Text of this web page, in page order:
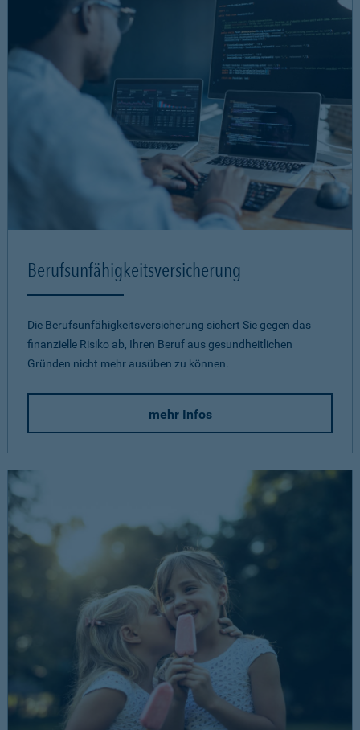
Berufsunfähigkeits­versicherung
Die Berufsunfähigkeitsversicherung sichert Sie gegen das
finanzielle Risiko ab, Ihren Beruf aus gesundheitlichen
Gründen nicht mehr ausüben zu können.
mehr Infos